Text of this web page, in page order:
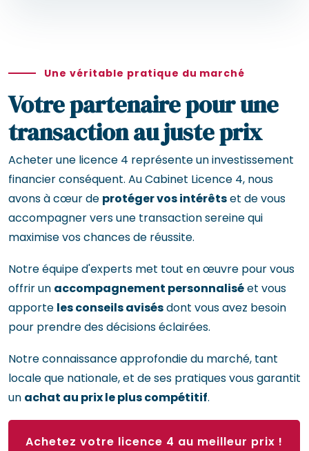
Une véritable pratique du marché
Votre partenaire pour une
transaction au juste prix
Acheter une licence 4 représente un investissement
financier conséquent. Au Cabinet Licence 4, nous
avons à cœur de protéger vos intérêtset de vous
accompagner vers une transaction sereine qui
maximise vos chances de réussite.
Notre équipe d'experts met tout en œuvre pour vous
offrir un accompagnement personnaliséet vous
apporte les conseils avisésdont vous avez besoin
pour prendre des décisions éclairées.
Notre connaissance approfondie du marché, tant
locale que nationale, et de ses pratiques vous garantit
un achat au prix le plus compétitif.
Achetez votre licence 4 au meilleur prix !